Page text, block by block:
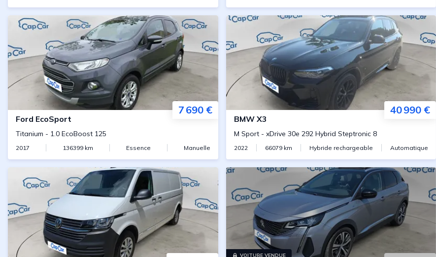
7 690 €
Ford EcoSport
Titanium - 1.0 EcoBoost 125
2017 136399km Essence Manuelle
40 990 €
BMW X3
M Sport- xDrive 30e 292 Hybrid Steptronic 8
2022 66079km Hybride rechargeable Automatique
VOITURE VENDUE